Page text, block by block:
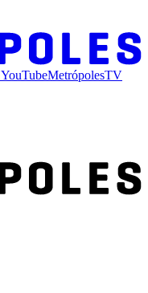
YouTubeMetrópolesTV